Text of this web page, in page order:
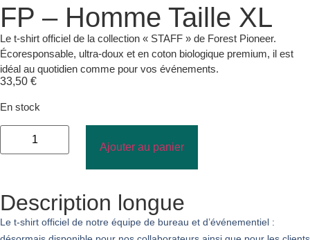
FP – Homme Taille XL
Le t-shirt officiel de la collection « STAFF » de Forest Pioneer.
Écoresponsable, ultra-doux et en coton biologique premium, il est
idéal au quotidien comme pour vos événements.
33,50 €
En stock
Ajouter au panier
Description longue
Le t-shirt officiel de notre équipe de bureau et d’événementiel :